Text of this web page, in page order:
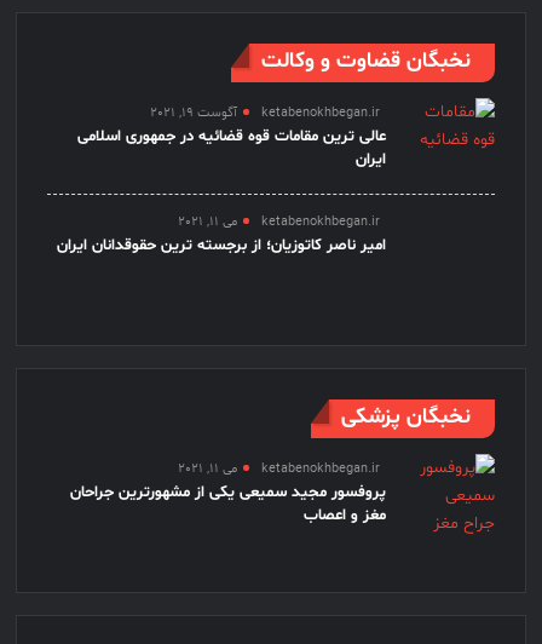
نخبگان قضاوت و وکالت
ketabenokhbegan.ir آگوست 19, 2021
عالی ترین مقامات قوه قضائیه در جمهوری اسلامی
ایران
ketabenokhbegan.ir می 11, 2021
امیر ناصر کاتوزیان؛ از برجسته ترین حقوقدانان ایران
نخبگان پزشکی
ketabenokhbegan.ir می 11, 2021
پروفسور مجید سمیعی یکی از مشهورترین جراحان
مغز و اعصاب